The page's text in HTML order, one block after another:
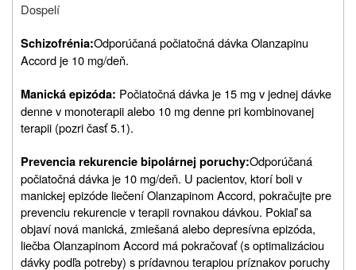
Dospelí
Schizofrénia:Odporúčaná počiatočná dávka Olanzapinu
Accord je 10 mg/deň.
Manická epizóda: Počiatočná dávka je 15 mg v jednej dávke
denne v monoterapii alebo 10 mg denne pri kombinovanej
terapii (pozri časť 5.1).
Prevencia rekurencie bipolárnej poruchy:Odporúčaná
počiatočná dávka je 10 mg/deň. U pacientov, ktorí boli v
manickej epizóde liečení Olanzapinom Accord, pokračujte pre
prevenciu rekurencie v terapii rovnakou dávkou. Pokiaľ sa
objaví nová manická, zmiešaná alebo depresívna epizóda,
liečba Olanzapinom Accord má pokračovať (s optimalizáciou
dávky podľa potreby) s prídavnou terapiou príznakov poruchy